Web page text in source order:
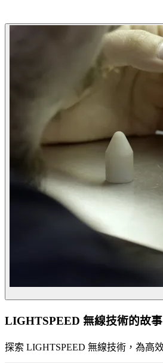
LIGHTSPEED 無線技術的故事
探索 LIGHTSPEED 無線技術，為高